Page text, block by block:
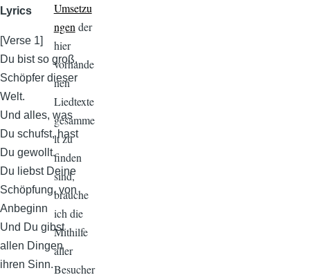
Lyrics
[Verse 1]
Du bist so groß,
Schöpfer dieser
Welt.
Und alles, was
Du schufst, hast
Du gewollt.
Du liebst Deine
Schöpfung, von
Anbeginn
Und Du gibst
allen Dingen
ihren Sinn.
Umsetzu
ngender
hier
vorhande
nen
Liedtexte
gesamme
lt zu
finden
sind,
brauche
ich die
Mithilfe
aller
Besucher